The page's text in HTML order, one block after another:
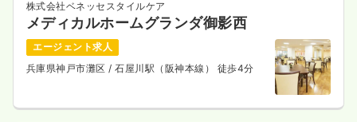
株式会社ベネッセスタイルケア
メディカルホームグランダ御影西
エージェント求人
兵庫県神戸市灘区 / 石屋川駅（阪神本線） 徒歩4分